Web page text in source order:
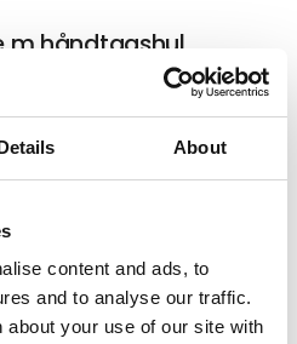
About
content and ads, to
and to analyse our traffic.
about your use of our site with
m håndtagshul
mm